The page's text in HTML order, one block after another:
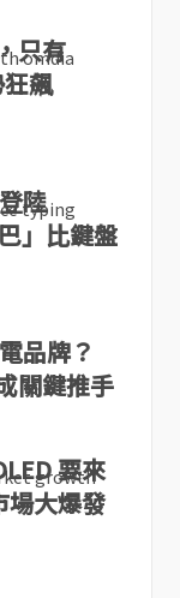
只有
飆
陸
」比鍵盤
品牌？
關鍵推手
要來
場大爆發